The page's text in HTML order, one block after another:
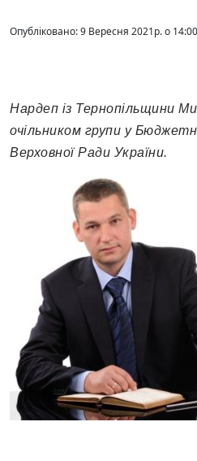
Опубліковано: 9 Вересня 2021р. о 14:00
Нардеп із Тернопільщини
очільником групи у
Верховної Ради України.